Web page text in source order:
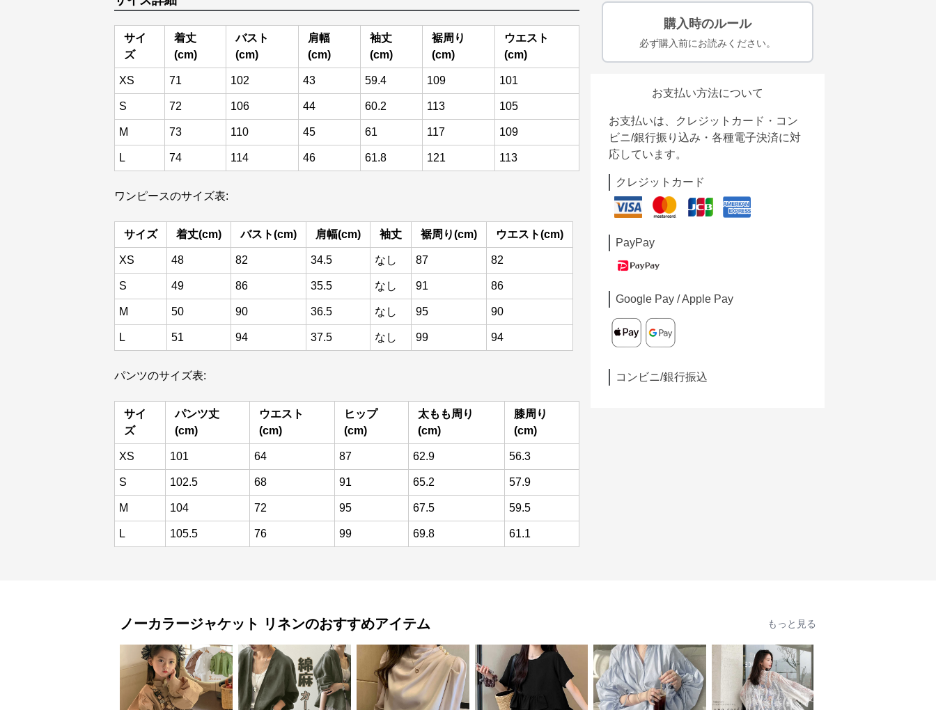
サイ
ズ
着丈
(cm)
バスト
(cm)
肩幅
(cm)
袖丈
(cm)
裾周り
(cm)
ウエスト
(cm)
XS 71 102 43 59.4 109 101
S 72 106 44 60.2 113 105
M 73 110 45 61 117 109
L 74 114 46 61.8 121 113
ワンピースのサイズ表:
サイズ 着丈(cm) バスト(cm) 肩幅(cm) 袖丈 裾周り(cm) ウエスト(cm)
XS 48 82 34.5 なし 87 82
S 49 86 35.5 なし 91 86
M 50 90 36.5 なし 95 90
L 51 94 37.5 なし 99 94
パンツのサイズ表:
サイ
ズ
パンツ丈
(cm)
ウエスト
(cm)
ヒップ
(cm)
太もも周り
(cm)
膝周り
(cm)
XS 101 64 87 62.9 56.3
S 102.5 68 91 65.2 57.9
M 104 72 95 67.5 59.5
L 105.5 76 99 69.8 61.1
購入時のルール
必ず購入前にお読みください。
お支払い方法について
お支払いは、クレジットカード・コン
ビニ/銀行振り込み・各種電子決済に対
応しています。
クレジットカード
PayPay
Google Pay / Apple Pay
コンビニ/銀行振込
ノーカラージャケット リネンのおすすめアイテム もっと見る